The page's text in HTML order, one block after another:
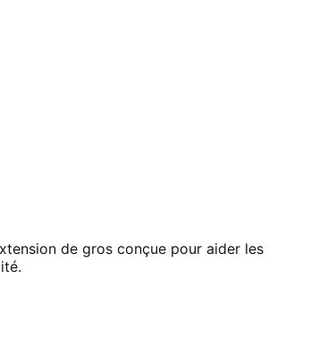
de gros conçue pour aider les